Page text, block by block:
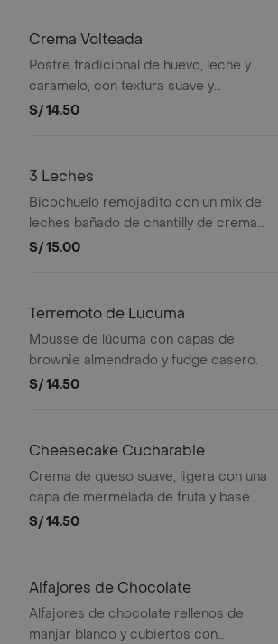
Crema Volteada
Postre tradicional de huevo, leche y
caramelo, con textura suave y
cubierta de caramelo.
S/ 14.50
3 Leches
Bicochuelo remojadito con un mix de
leches bañado de chantilly de crema
de leche .
S/ 15.00
Terremoto de Lucuma
Mousse de lúcuma con capas de
brownie almendrado y fudge casero.
S/ 14.50
Cheesecake Cucharable
Crema de queso suave, ligera con una
capa de mermelada de fruta y base
de galleta de vainilla .
S/ 14.50
Alfajores de Chocolate
Alfajores de chocolate rellenos de
manjar blanco y cubiertos con